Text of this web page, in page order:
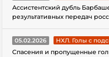
Ассистентский дубль
результативных передач
05.02.2026
НХЛ. Голы с
Спасения и пропущенные